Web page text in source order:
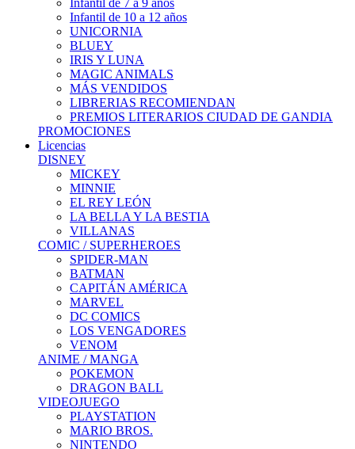
Infantil de 7 a 9 años
Infantil de 10 a 12 años
UNICORNIA
BLUEY
IRIS Y LUNA
MAGIC ANIMALS
MÁS VENDIDOS
LIBRERIAS RECOMIENDAN
PREMIOS LITERARIOS CIUDAD DE GANDIA
PROMOCIONES
Licencias
DISNEY
MICKEY
MINNIE
EL REY LEÓN
LA BELLA Y LA BESTIA
VILLANAS
COMIC / SUPERHEROES
SPIDER-MAN
BATMAN
CAPITÁN AMÉRICA
MARVEL
DC COMICS
LOS VENGADORES
VENOM
ANIME / MANGA
POKEMON
DRAGON BALL
VIDEOJUEGO
PLAYSTATION
MARIO BROS.
NINTENDO